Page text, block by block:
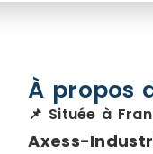
À propos
📌 Située à
Axess-